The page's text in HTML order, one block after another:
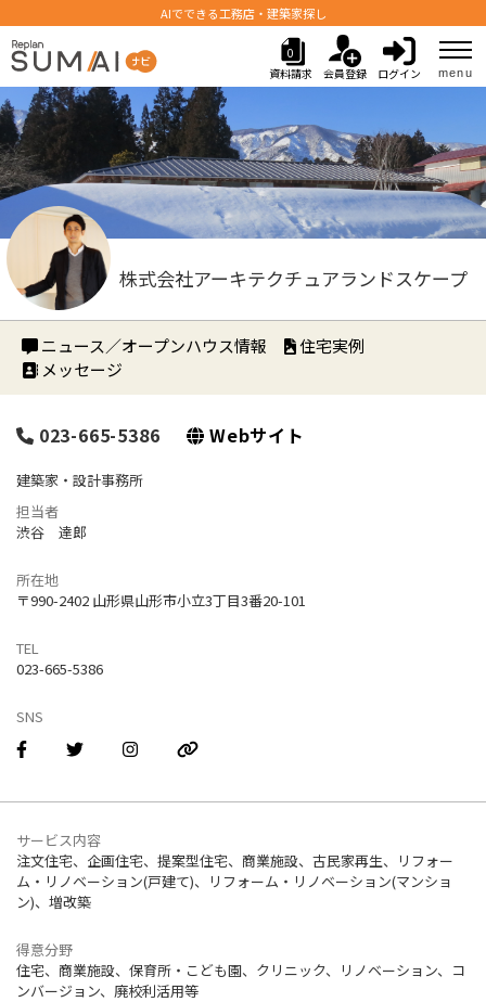
AIでできる工務店・建築家探し
0
資料請求
会員登録 ログイン menu
株式会社アーキテクチュアランドスケープ
ニュース／オープンハウス情報
住宅実例
メッセージ
023-665-5386 Webサイト
建築家・設計事務所
担当者
渋谷 達郎
所在地
〒990-2402 山形県山形市小立3丁目3番20-101
TEL
023-665-5386
SNS
サービス内容
注文住宅、企画住宅、提案型住宅、商業施設、古民家再生、リフォー
ム・リノベーション(戸建て)、リフォーム・リノベーション(マンショ
ン)、増改築
得意分野
住宅、商業施設、保育所・こども園、クリニック、リノベーション、コ
ンバージョン、廃校利活用等